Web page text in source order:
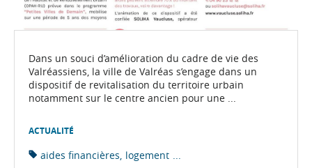
Dans un souci d’amélioration du cadre de vie des
Valréassiens, la ville de Valréas s’engage dans un
dispositif de revitalisation du territoire urbain
notamment sur le centre ancien pour une ...
ACTUALITÉ
aides financières logement ...